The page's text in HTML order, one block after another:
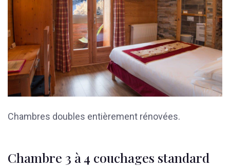
Chambres doubles entièrement rénovées.
Chambre 3 à 4 couchages standard